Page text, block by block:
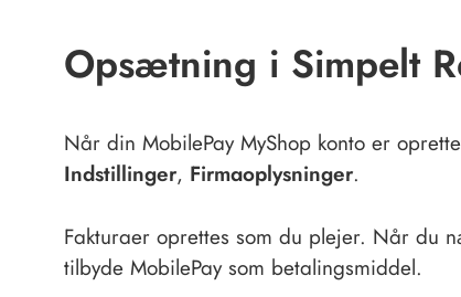
Opsætning i Simpelt
Når din MobilePay MyShop konto er
Indstillinger, Firmaoplysninger.
Fakturaer oprettes som du plejer. Når du
tilbyde MobilePay som betalingsmiddel.